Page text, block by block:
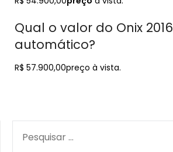
Qual o valor do Onix 2016
automático?
R$ 57.900,00preço à vista.
POR: